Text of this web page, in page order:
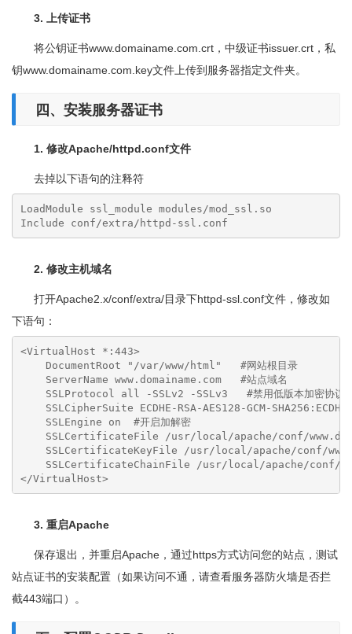
3. 上传证书
将公钥证书www.domainame.com.crt，中级证书issuer.crt，私
钥www.domainame.com.key文件上传到服务器指定文件夹。
四、安装服务器证书
1. 修改Apache/httpd.conf文件
去掉以下语句的注释符
LoadModule ssl_module modules/mod_ssl.so
Include conf/extra/httpd-ssl.conf
2. 修改主机域名
打开Apache2.x/conf/extra/目录下httpd-ssl.conf文件，修改如
下语句：
<VirtualHost *:443>
    DocumentRoot "/var/www/html"   #网站根目录
    ServerName www.domainame.com   #站点域名
    SSLProtocol all -SSLv2 -SSLv3   #禁用低版本加密协议
SSLCipherSuite ECDHE-RSA-AES128-GCM-
    SSLEngine on  #开启加解密
SSLCertificateFile /usr/local/apache/conf/
SSLCertificateKeyFile /usr/local/apache/conf/
SSLCertificateChainFile /usr/local/apache/conf/
</VirtualHost>
3. 重启Apache
保存退出，并重启Apache，通过https方式访问您的站点，测试
站点证书的安装配置（如果访问不通，请查看服务器防火墙是否拦
截443端口）。